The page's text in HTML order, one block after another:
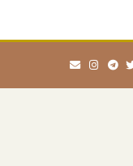
Twitter
Telegram
Instagram
Envelope